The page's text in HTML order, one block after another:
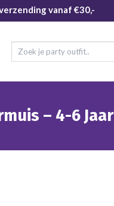
vanaf €30,-
Zoeken
– 4-6 Jaar